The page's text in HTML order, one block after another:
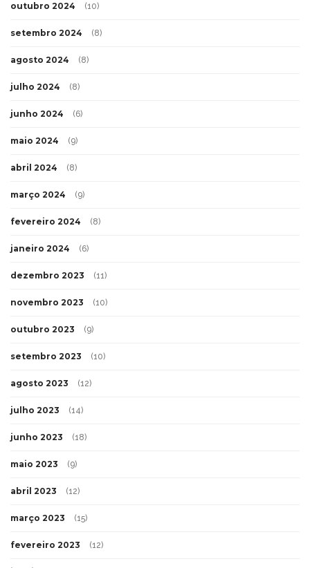
outubro 2024 (10)
setembro 2024 (8)
agosto 2024 (8)
julho 2024 (8)
junho 2024 (6)
maio 2024 (9)
abril 2024 (8)
março 2024 (9)
fevereiro 2024 (8)
janeiro 2024 (6)
dezembro 2023 (11)
novembro 2023 (10)
outubro 2023 (9)
setembro 2023 (10)
agosto 2023 (12)
julho 2023 (14)
junho 2023 (18)
maio 2023 (9)
abril 2023 (12)
março 2023 (15)
fevereiro 2023 (12)